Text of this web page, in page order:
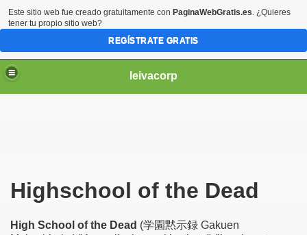
leivacorp
Highschool of the Dead
High School of the Dead (学園黙示録 Gakuen
Este sitio web fue creado gratuitamente con PaginaWebGratis.es. ¿Quieres
tener tu propio sitio web?
REGÍSTRATE GRATIS